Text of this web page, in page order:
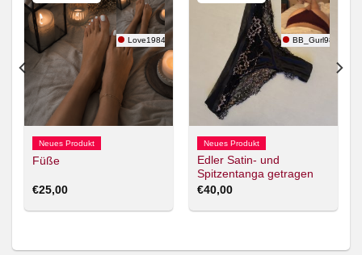
Love1984
Neues Produkt
Füße
€25,00
BB_Gurl98
Neues Produkt
Edler Satin- und
Spitzentanga getragen
€40,00